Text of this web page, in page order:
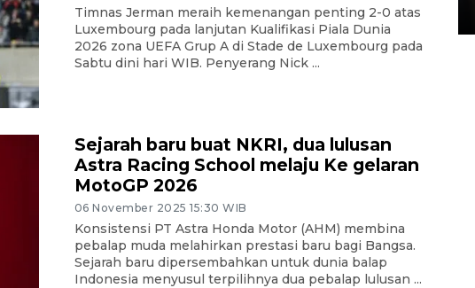
Timnas Jerman meraih kemenangan penting 2-0 atas
Luxembourg pada lanjutan Kualifikasi Piala Dunia
2026 zona UEFA Grup A di Stade de Luxembourg pada
Sabtu dini hari WIB. Penyerang Nick ...
Sejarah baru buat NKRI, dua lulusan
Astra Racing School melaju Ke gelaran
MotoGP 2026
06 November 2025 15:30 WIB
Konsistensi PT Astra Honda Motor (AHM) membina
pebalap muda melahirkan prestasi baru bagi Bangsa.
Sejarah baru dipersembahkan untuk dunia balap
Indonesia menyusul terpilihnya dua pebalap lulusan ...
15 July 2026 14:08 WIB